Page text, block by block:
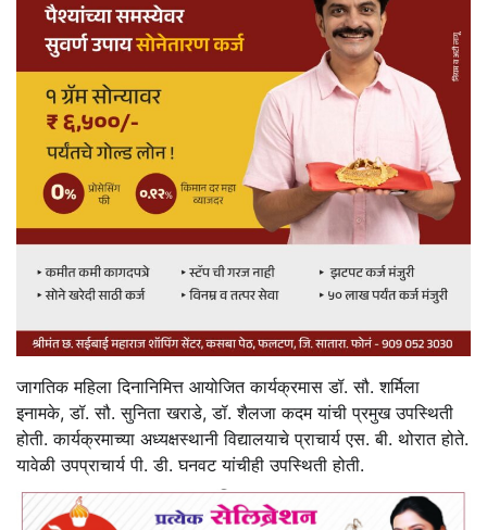
जागतिक महिला दिनानिमित्त आयोजित कार्यक्रमास डॉ. सौ. शर्मिला
इनामके, डॉ. सौ. सुनिता खराडे, डॉ. शैलजा कदम यांची प्रमुख उपस्थिती
होती. कार्यक्रमाच्या अध्यक्षस्थानी विद्यालयाचे प्राचार्य एस. बी. थोरात होते.
यावेळी उपप्राचार्य पी. डी. घनवट यांचीही उपस्थिती होती.